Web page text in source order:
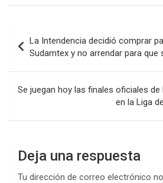
ce
o
o
k
tt at
A
p
p
ke
n
m
ar
tir
de
entradas
La Intendencia decidió comprar
Sudamtex y no arrendar para que
Se juegan hoy las finales oficiales
en la Liga
Deja una respuesta
Tu dirección de correo electrónico